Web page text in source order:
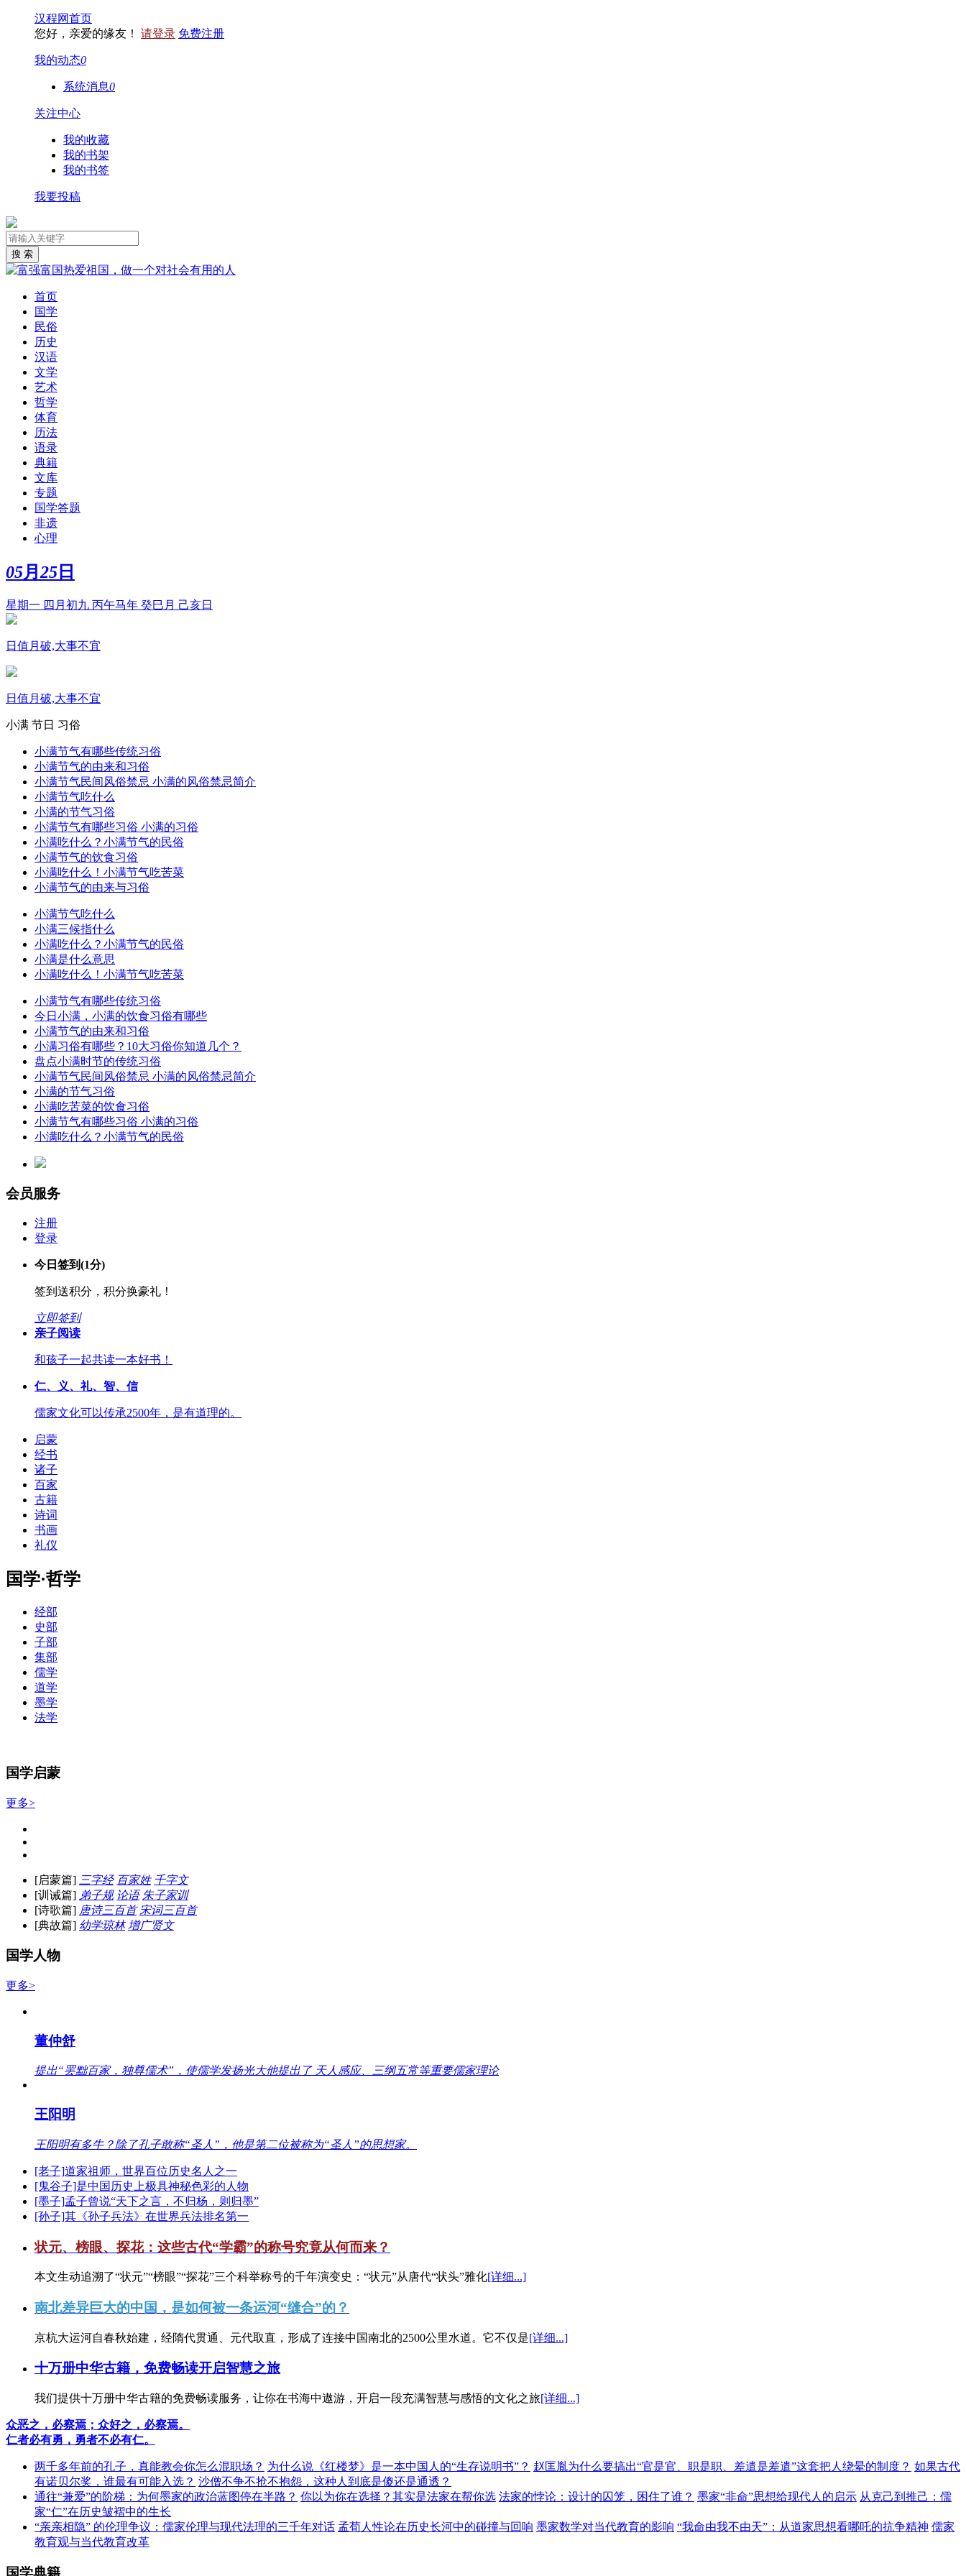
汉程网首页
您好，亲爱的缘友！ 请登录 免费注册
我的动态0
系统消息0
关注中心
我的收藏
我的书架
我的书签
我要投稿
首页
国学
民俗
历史
汉语
文学
艺术
哲学
体育
历法
语录
典籍
文库
专题
国学答题
非遗
心理
05月 25 日
星期一 四月初九 丙午马年 癸巳月 己亥日
日值月破,大事不宜
日值月破,大事不宜
小满 节日 习俗
小满节气有哪些传统习俗
小满节气的由来和习俗
小满节气民间风俗禁忌 小满的风俗禁忌简介
小满节气吃什么
小满的节气习俗
小满节气有哪些习俗 小满的习俗
小满吃什么？小满节气的民俗
小满节气的饮食习俗
小满吃什么！小满节气吃苦菜
小满节气的由来与习俗
小满节气吃什么
小满三候指什么
小满吃什么？小满节气的民俗
小满是什么意思
小满吃什么！小满节气吃苦菜
小满节气有哪些传统习俗
今日小满，小满的饮食习俗有哪些
小满节气的由来和习俗
小满习俗有哪些？10大习俗你知道几个？
盘点小满时节的传统习俗
小满节气民间风俗禁忌 小满的风俗禁忌简介
小满的节气习俗
小满吃苦菜的饮食习俗
小满节气有哪些习俗 小满的习俗
小满吃什么？小满节气的民俗
会员服务
注册
登录
今日签到(1分)
签到送积分，积分换豪礼！
立即签到
亲子阅读
和孩子一起共读一本好书！
仁、义、礼、智、信
儒家文化可以传承2500年，是有道理的。
启蒙
经书
诸子
百家
古籍
诗词
书画
礼仪
国学·哲学
经部
史部
子部
集部
儒学
道学
墨学
法学
国学启蒙
更多>
[启蒙篇] 三字经 百家姓 千字文
[训诫篇] 弟子规 论语 朱子家训
[诗歌篇] 唐诗三百首 宋词三百首
[典故篇] 幼学琼林 增广贤文
国学人物
更多>
董仲舒
提出“罢黜百家，独尊儒术”，使儒学发扬光大他提出了 天人感应、三纲五常等重要儒家理论
王阳明
王阳明有多牛？除了孔子敢称“圣人”，他是第二位被称为“圣人”的思想家。
[老子]道家祖师，世界百位历史名人之一
[鬼谷子]是中国历史上极具神秘色彩的人物
[墨子]孟子曾说“天下之言，不归杨，则归墨”
[孙子]其《孙子兵法》在世界兵法排名第一
状元、榜眼、探花：这些古代“学霸”的称号究竟从何而来？
本文生动追溯了“状元”“榜眼”“探花”三个科举称号的千年演变史：“状元”从唐代“状头”雅化[详细...]
南北差异巨大的中国，是如何被一条运河“缝合”的？
京杭大运河自春秋始建，经隋代贯通、元代取直，形成了连接中国南北的2500公里水道。它不仅是[详细...]
十万册中华古籍，免费畅读开启智慧之旅
我们提供十万册中华古籍的免费畅读服务，让你在书海中遨游，开启一段充满智慧与感悟的文化之旅[详细...]
众恶之，必察焉；众好之，必察焉。
仁者必有勇，勇者不必有仁。
两千多年前的孔子，真能教会你怎么混职场？ 为什么说《红楼梦》是一本中国人的“生存说明书”？ 赵匡胤为什么要搞出“官是官、职是职、差遣是差遣”这套把人绕晕的制度？ 如果古代
有诺贝尔奖，谁最有可能入选？ 沙僧不争不抢不抱怨，这种人到底是傻还是通透？
通往“兼爱”的阶梯：为何墨家的政治蓝图停在半路？ 你以为你在选择？其实是法家在帮你选 法家的悖论：设计的囚笼，困住了谁？ 墨家“非命”思想给现代人的启示 从克己到推己：儒
家“仁”在历史皱褶中的生长
“亲亲相隐” 的伦理争议：儒家伦理与现代法理的三千年对话 孟荀人性论在历史长河中的碰撞与回响 墨家数学对当代教育的影响 “我命由我不由天”：从道家思想看哪吒的抗争精神 儒家
教育观与当代教育改革
国学典籍